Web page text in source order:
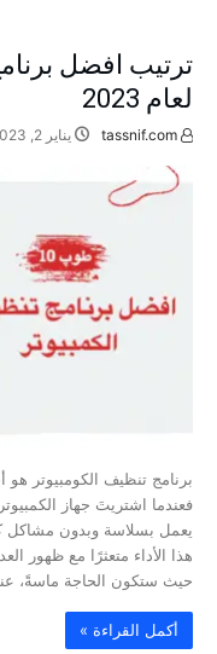
ترتيب افضل
لعام 2023
يناير 2, 2023
فعندما اشتريتَ جهاز
يعمل بسلاسة وبدون مشاكل
هذا الأداء متعثرًا مع ظهور
حيث ستكون الحاجة ماسةً،
‫أكمل القراءة »‬